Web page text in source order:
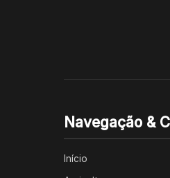
Navegação &
Início